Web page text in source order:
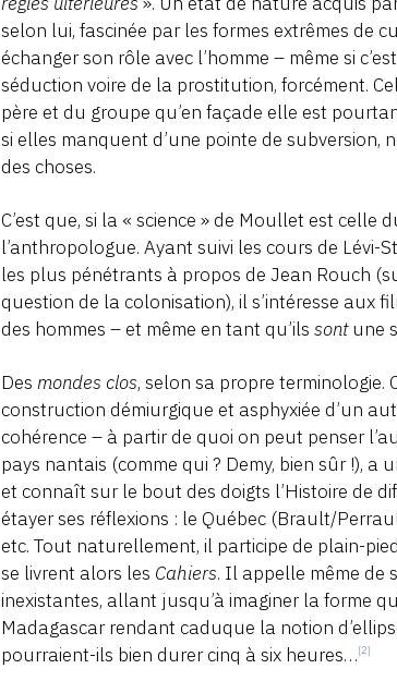
selon lui, fascinée par les formes extrêmes de
échanger son rôle avec l’homme – même si
séduction voire de la prostitution, forcément.
père et du groupe qu’en façade elle est
si elles manquent d’une pointe de
des choses.
C’est que, si la « science » de Moullet est
l’anthropologue. Ayant suivi les cours de Lévi-
les plus pénétrants à propos de Jean Rouch
question de la colonisation), il s’intéresse aux
des hommes – et même en tant qu’ilssontune
Desmondes clos, selon sa propre terminologie.
construction démiurgique et asphyxiée d’un
cohérence – à partir de quoi on peut penser
pays nantais (comme qui ? Demy, bien sûr !),
et connaît sur le bout des doigts l’Histoire de
étayer ses réflexions : le Québec (Brault/
etc. Tout naturellement, il participe de plain-
se livrent alors les Cahiers. Il appelle même de
inexistantes, allant jusqu’à imaginer la forme
Madagascar rendant caduque la notion
pourraient-ils bien durer cinq à six heures…[2]